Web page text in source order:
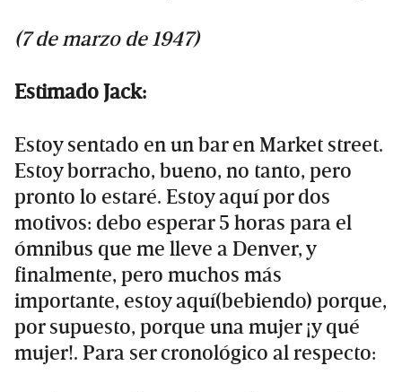
(7 de marzo de 1947)
Estimado Jack:
Estoy sentado en un bar en Market street.
Estoy borracho, bueno, no tanto, pero
pronto lo estaré. Estoy aquí por dos
motivos: debo esperar 5 horas para el
ómnibus que me lleve a Denver, y
finalmente, pero muchos más
importante, estoy aquí(bebiendo) porque,
por supuesto, porque una mujer ¡y qué
mujer!. Para ser cronológico al respecto: